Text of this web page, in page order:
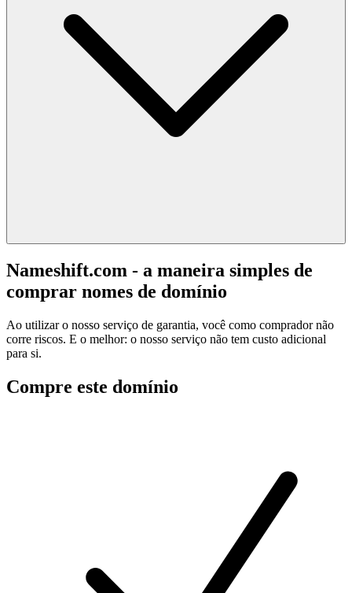
Nameshift.com - a maneira simples de
comprar nomes de domínio
Ao utilizar o nosso serviço de garantia, você como comprador não
corre riscos. E o melhor: o nosso serviço não tem custo adicional
para si.
Compre este domínio